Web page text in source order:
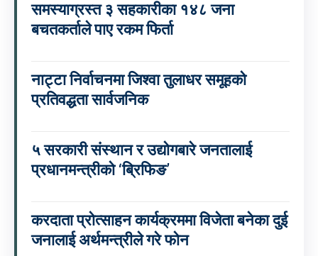
समस्याग्रस्त ३ सहकारीका १४८ जना
बचतकर्ताले पाए रकम फिर्ता
नाट्टा निर्वाचनमा जिश्वा तुलाधर समूहको
प्रतिवद्धता सार्वजनिक
५ सरकारी संस्थान र उद्योगबारे जनतालाई
प्रधानमन्त्रीको ‘ब्रिफिङ’
करदाता प्रोत्साहन कार्यक्रममा विजेता बनेका दुई
जनालाई अर्थमन्त्रीले गरे फोन